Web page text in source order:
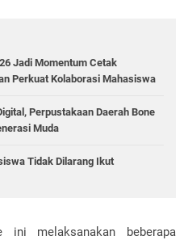
Jadi Momentum Cetak
Perkuat Kolaborasi Mahasiswa
Perpustakaan Daerah Bone
Muda
Tidak Dilarang Ikut
ini melaksanakan beberapa